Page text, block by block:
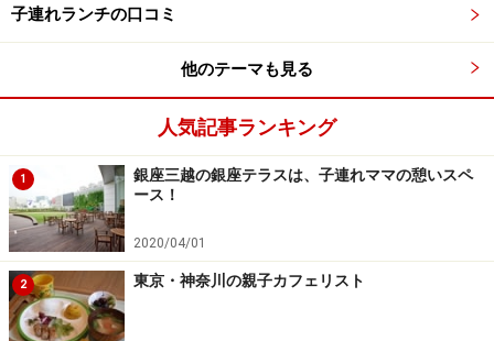
子連れランチの口コミ
他のテーマも見る
人気記事ランキング
1
銀座三越の銀座テラスは、子連れママの憩いスペ
ース！
2020/04/01
2 東京・神奈川の親子カフェリスト